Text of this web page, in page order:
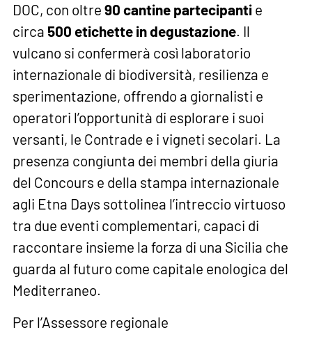
DOC, con oltre 90 cantine partecipanti e
circa 500 etichette in degustazione. Il
vulcano si confermerà così laboratorio
internazionale di biodiversità, resilienza e
sperimentazione, offrendo a giornalisti e
operatori l’opportunità di esplorare i suoi
versanti, le Contrade e i vigneti secolari. La
presenza congiunta dei membri della giuria
del Concours e della stampa internazionale
agli Etna Days sottolinea l’intreccio virtuoso
tra due eventi complementari, capaci di
raccontare insieme la forza di una Sicilia che
guarda al futuro come capitale enologica del
Mediterraneo.
Per l’Assessore regionale